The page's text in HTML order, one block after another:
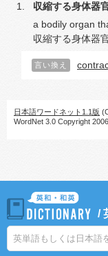
収縮する身体器
a bodily organ
収縮する身体器官
言い換え
日本語ワードネット1.1版
WordNet 3.0 Copyright
/